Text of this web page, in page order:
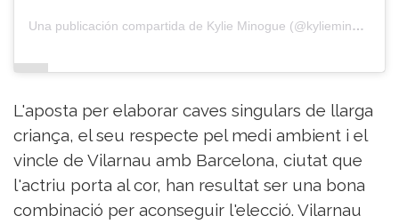
Una publicación compartida de Kylie Minogue (@kylieminogue)
L'aposta per elaborar caves singulars de llarga
criança, el seu respecte pel medi ambient i el
vincle de Vilarnau amb Barcelona, ​​ciutat que
l'actriu porta al cor, han resultat ser una bona
combinació per aconseguir l'elecció. Vilarnau